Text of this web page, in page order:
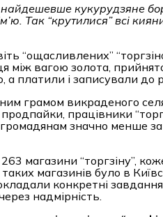
кукурудзяне
Так “крутилися”всі
“ощасливлених”
між вагою золота,
платили і записували до
грамом викраденого
працівники
значно менше
магазини “торгзіну”,
магазинів було в
конкретні
надмірність.